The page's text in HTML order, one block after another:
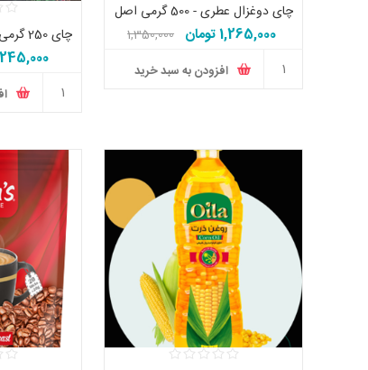
چای دوغزال عطری - 500 گرمی اصل
1,265,000 تومان
1,350,000
افزودن به سبد خرید
245,000 تومان